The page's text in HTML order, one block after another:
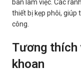
bàn làm việc. Các
thiết bị kẹp phôi, giúp
công.
Tương thích
khoan